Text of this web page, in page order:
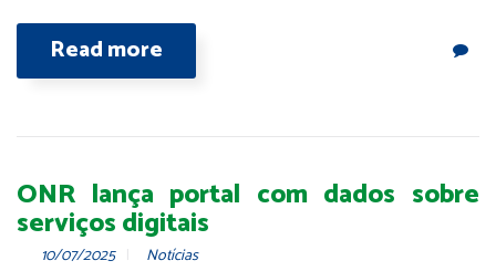
Read more
ONR lança portal com dados sobre
serviços digitais
10/07/2025 Notícias